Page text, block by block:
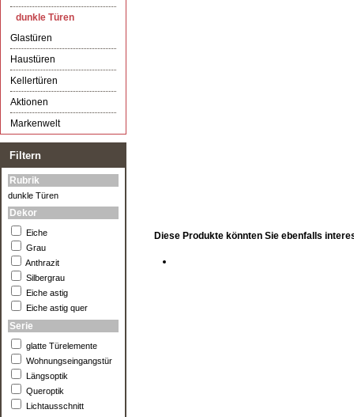
Diese Produkte könnten Sie ebenfalls
dunkle Türen
Glastüren
Haustüren
Kellertüren
Aktionen
Markenwelt
Filtern
Rubrik
dunkle Türen
Dekor
Eiche
Grau
Anthrazit
Silbergrau
Eiche astig
Eiche astig quer
Serie
glatte Türelemente
Wohnungseingangstür
Längsoptik
Queroptik
Lichtausschnitt